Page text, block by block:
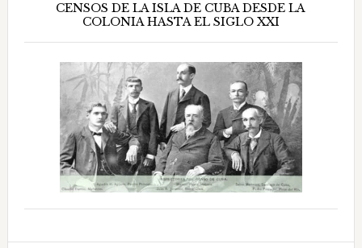
CENSOS DE LA ISLA DE CUBA DESDE LA
COLONIA HASTA EL SIGLO XXI